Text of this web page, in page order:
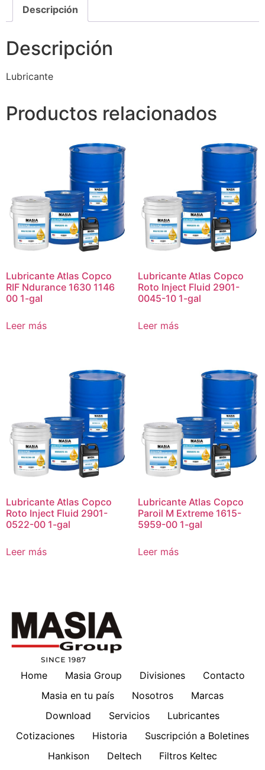
Descripción
Descripción
Lubricante
Productos relacionados
Lubricante Atlas Copco
RIF Ndurance 1630 1146
00 1-gal
Leer más
Lubricante Atlas Copco
Roto Inject Fluid 2901-
0045-10 1-gal
Leer más
Lubricante Atlas Copco
Roto Inject Fluid 2901-
0522-00 1-gal
Leer más
Lubricante Atlas Copco
Paroil M Extreme 1615-
5959-00 1-gal
Leer más
Home Masia Group Divisiones
Contacto
Masia en tu país
Nosotros
Marcas
Download
Servicios
Lubricantes
Cotizaciones
Historia
Suscripción a Boletines
Hankison
Deltech
Filtros Keltec